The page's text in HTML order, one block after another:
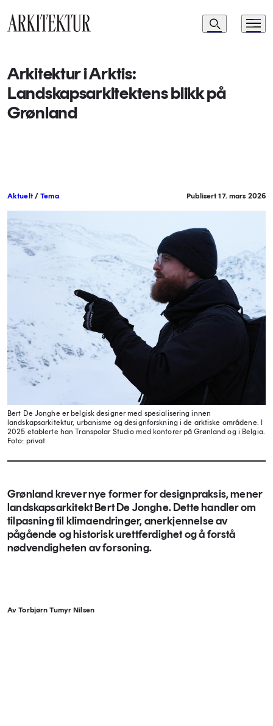
Navigasjon
Søk Meny
Arkitektur i Arktis:
Landskapsarkitektens blikk på
Grønland
Aktuelt/Tema Publisert 17. mars 2026
Bert De Jonghe er belgisk designer med spesialisering innen
landskapsarkitektur, urbanisme og designforskning i de arktiske områdene. I
2025 etablerte han Transpolar Studio med kontorer på Grønland og i Belgia.
Foto: privat
Grønland krever nye former for designpraksis, mener
landskapsarkitekt Bert De Jonghe. Dette handler om
tilpasning til klimaendringer, anerkjennelse av
pågående og historisk urettferdighet og å forstå
nødvendigheten av forsoning.
Av Torbjørn Tumyr Nilsen